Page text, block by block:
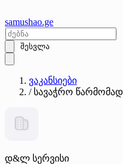
samushao.ge
შესვლა
ვაკანსიები
/ სავაჭრო
დ&ლ სერვისი